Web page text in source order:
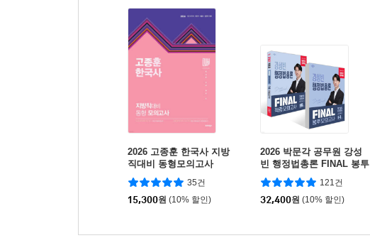
2026 고종훈 한국사 지방
직대비 동형모의고사
35건
15,300원 (10% 할인)
2026 박문각 공무원 강성
빈 행정법총론 FINAL 봉투
모의고사 세트
121건
32,400원 (10% 할인)